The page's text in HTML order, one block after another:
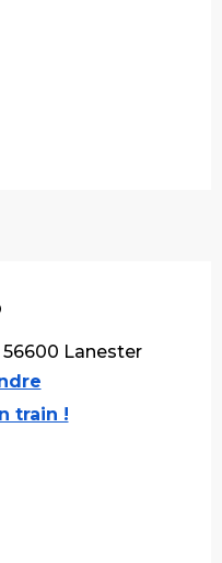
Lanester
train !